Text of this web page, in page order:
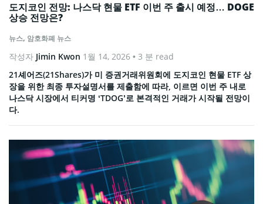
뉴스, 암호화폐 뉴스
도지코인 전망: 나스닥 현물 ETF 이번 주 출시 예정… DOGE
상승 전망은?
작성자 Jimin Kwon 1월 14, 2026 • 3 분 read
21셰어즈(21Shares)가 미 증권거래위원회에 도지코인 현물 ETF 상
장을 위한 최종 투자설명서를 제출함에 따라, 이르면 이번 주 내로
나스닥 시장에서 티커명 ‘TDOG’로 본격적인 거래가 시작될 전망이
다.